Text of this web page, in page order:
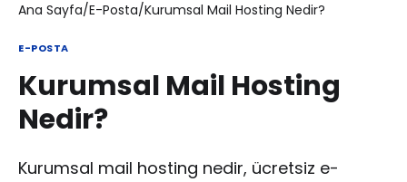
Ana Sayfa/E-Posta/Kurumsal Mail Hosting Nedir?
E-POSTA
Kurumsal Mail Hosting
Nedir?
Kurumsal mail hosting nedir, ücretsiz e-